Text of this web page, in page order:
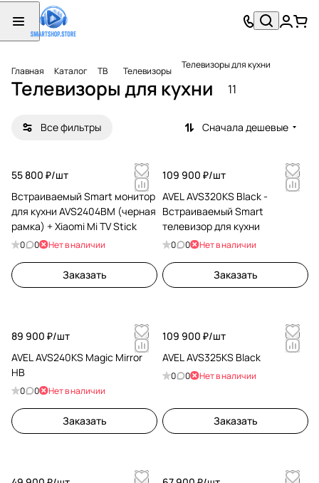
Главная Каталог ТВ Телевизоры Телевизоры для кухни
Телевизоры для кухни 11
Все фильтры Сначала дешевые
55 800 ₽/шт
Встраиваемый Smart монитор
для кухни AVS2404BM (черная
рамка) + Xiaomi Mi TV Stick
0 0 Нет в наличии
Заказать
109 900 ₽/шт
AVEL AVS320KS Black -
Встраиваемый Smart
телевизор для кухни
0 0 Нет в наличии
Заказать
89 900 ₽/шт
AVEL AVS240KS Magic Mirror
HB
0 0 Нет в наличии
Заказать
109 900 ₽/шт
AVEL AVS325KS Black
0 0 Нет в наличии
Заказать